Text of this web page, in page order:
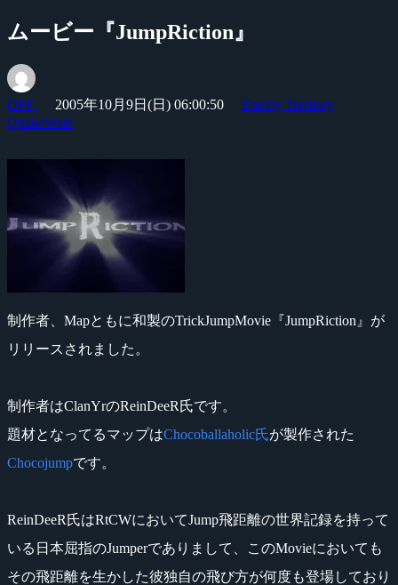
ムービー『JumpRiction』
OFF 2005年10月9日(日) 06:00:50
Enemy Territory
QuakeWars
制作者、Mapともに和製のTrickJumpMovie『JumpRiction』が
リリースされました。
制作者はClanYrのReinDeeR氏です。
題材となってるマップはChocoballaholic氏が製作された
Chocojumpです。
ReinDeeR氏はRtCWにおいてJump飛距離の世界記録を持って
いる日本屈指のJumperでありまして、このMovieにおいても
その飛距離を生かした彼独自の飛び方が何度も登場しており